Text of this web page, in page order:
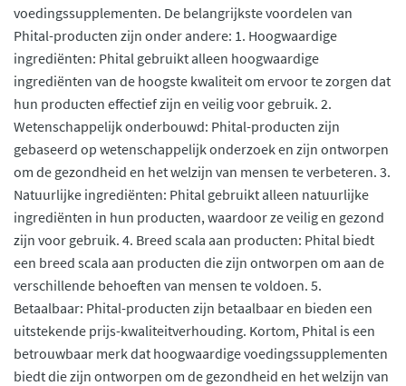
voedingssupplementen. De belangrijkste voordelen van
Phital-producten zijn onder andere: 1. Hoogwaardige
ingrediënten: Phital gebruikt alleen hoogwaardige
ingrediënten van de hoogste kwaliteit om ervoor te zorgen dat
hun producten effectief zijn en veilig voor gebruik. 2.
Wetenschappelijk onderbouwd: Phital-producten zijn
gebaseerd op wetenschappelijk onderzoek en zijn ontworpen
om de gezondheid en het welzijn van mensen te verbeteren. 3.
Natuurlijke ingrediënten: Phital gebruikt alleen natuurlijke
ingrediënten in hun producten, waardoor ze veilig en gezond
zijn voor gebruik. 4. Breed scala aan producten: Phital biedt
een breed scala aan producten die zijn ontworpen om aan de
verschillende behoeften van mensen te voldoen. 5.
Betaalbaar: Phital-producten zijn betaalbaar en bieden een
uitstekende prijs-kwaliteitverhouding. Kortom, Phital is een
betrouwbaar merk dat hoogwaardige voedingssupplementen
biedt die zijn ontworpen om de gezondheid en het welzijn van